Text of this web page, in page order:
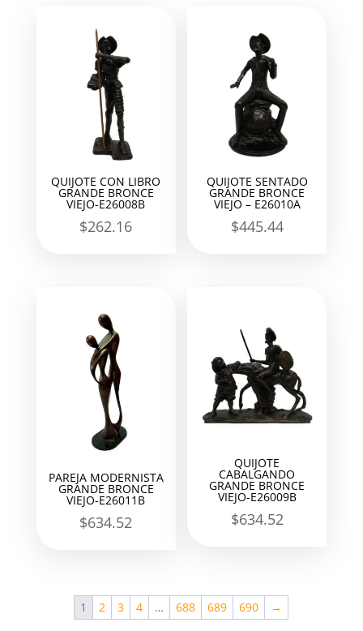
QUIJOTE CON LIBRO
GRANDE BRONCE
VIEJO-E26008B
$262.16
QUIJOTE SENTADO
GRANDE BRONCE
VIEJO – E26010A
$445.44
PAREJA MODERNISTA
GRANDE BRONCE
VIEJO-E26011B
$634.52
QUIJOTE
CABALGANDO
GRANDE BRONCE
VIEJO-E26009B
$634.52
1 2 3 4 … 688 689 690 →